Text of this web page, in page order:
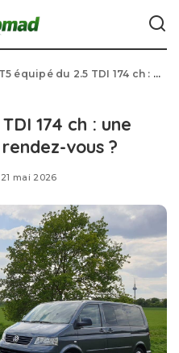
du 2.5 TDI 174 ch : une fiabilité vraiment au rendez-vous ?
174 ch : une
vous ?
mai 2026